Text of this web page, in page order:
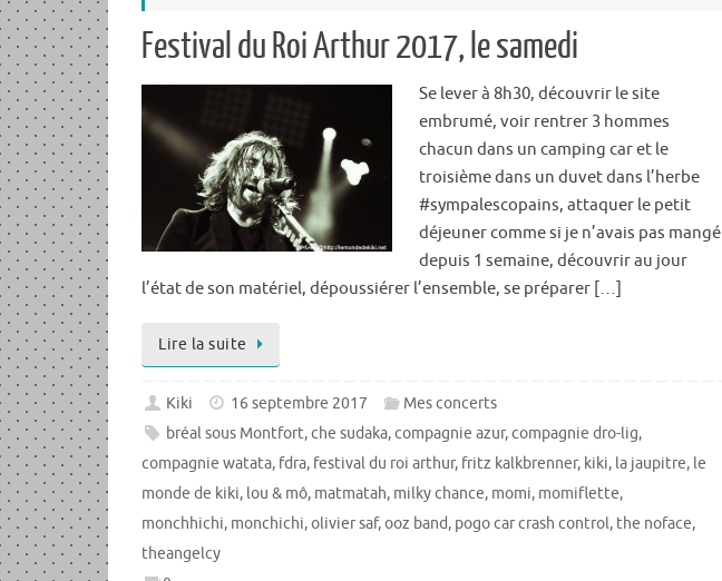
Festival du Roi Arthur 2017, le samedi
Se lever à 8h30, découvrir le site
embrumé, voir rentrer 3 hommes
chacun dans un camping car et le
troisième dans un duvet dans l’herbe
#sympalescopains, attaquer le petit
déjeuner comme si je n’avais pas mangé
depuis 1 semaine, découvrir au jour
l’état de son matériel, dépoussiérer l’ensemble, se préparer […]
Lire la suite
Kiki 16 septembre 2017
Mes concerts
bréal sous Montfort,che sudaka,compagnie azur,compagnie dro-lig,
compagnie watata, fdra, festival du roi arthur, fritz kalkbrenner, kiki, la jaupitre, le
monde de kiki, lou & mô, matmatah, milky chance, momi, momiflette,
monchhichi, monchichi,olivier saf,ooz band, pogo car crash control, the noface,
theangelcy